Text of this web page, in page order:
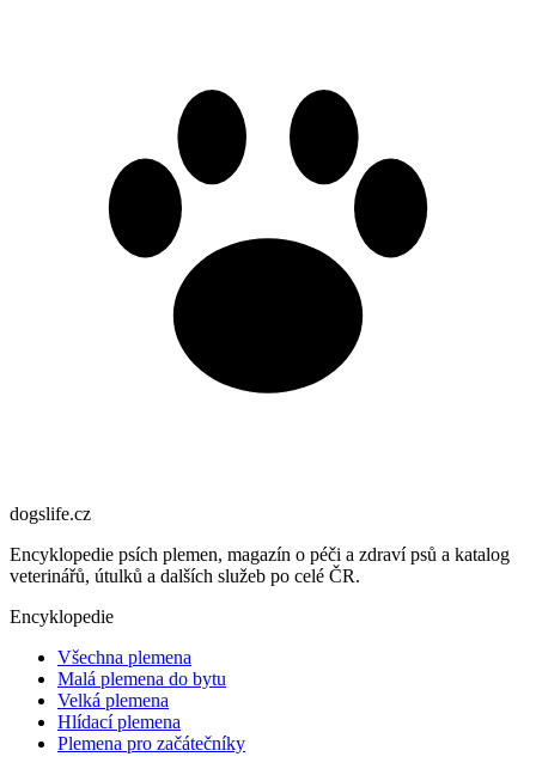
dogslife.cz
Encyklopedie psích plemen, magazín o péči a zdraví psů a katalog
veterinářů, útulků a dalších služeb po celé ČR.
Encyklopedie
Všechna plemena
Malá plemena do bytu
Velká plemena
Hlídací plemena
Plemena pro začátečníky